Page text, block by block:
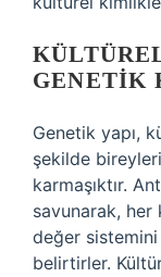
GENETIK
Genetik yapı,
şekilde
karmaşıktır.
savunarak, her
değer
belirtirler.